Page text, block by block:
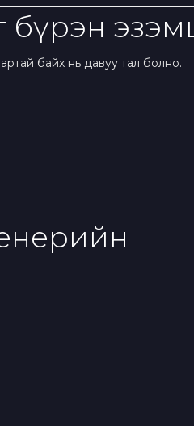
бүрэн
байх нь давуу тал болно.